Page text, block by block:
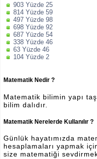
903 Yüzde 25
814 Yüzde 59
497 Yüzde 98
698 Yüzde 92
687 Yüzde 54
338 Yüzde 46
63 Yüzde 46
104 Yüzde 2
Matematik Nedir ?
Matematik bilimin yapı
bilim dalıdır.
Matematik Nerelerde Kullanılır ?
Günlük hayatımızda
hesaplamaları yapmak
size matematiği